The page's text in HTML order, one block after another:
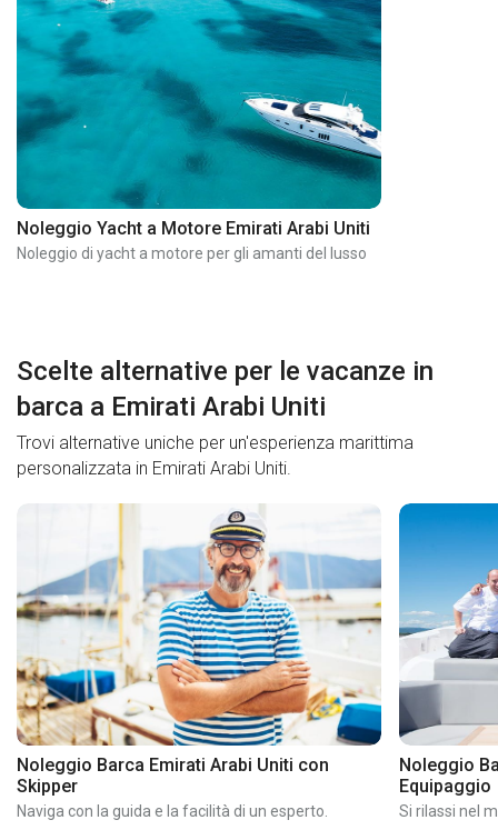
Noleggio Yacht a Motore Emirati Arabi Uniti
Noleggio di yacht a motore per gli amanti del lusso
Scelte alternative per le vacanze in
barca a Emirati Arabi Uniti
Trovi alternative uniche per un'esperienza marittima
personalizzata in Emirati Arabi Uniti.
Noleggio Barca Emirati Arabi Uniti con
Skipper
Naviga con la guida e la facilità di un esperto.
Noleggio
Equipaggio
Si rilassi nel